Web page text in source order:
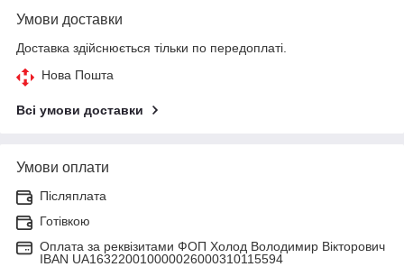
Умови доставки
Доставка здійснюється тільки по передоплаті.
Нова Пошта
Всі умови доставки
Умови оплати
Післяплата
Готівкою
Оплата за реквізитами ФОП Холод Володимир Вікторович
IBAN UA163220010000026000310115594